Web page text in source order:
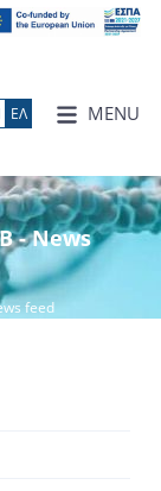
MENU
ΕΛ
- News
feed